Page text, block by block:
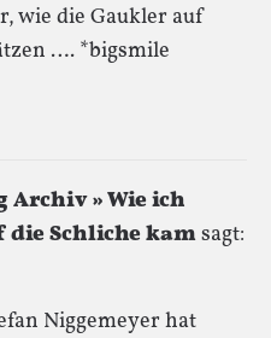
wie die Gaukler auf
…. *bigsmile
Archiv » Wie ich
die Schliche kamsagt:
Niggemeyer hat